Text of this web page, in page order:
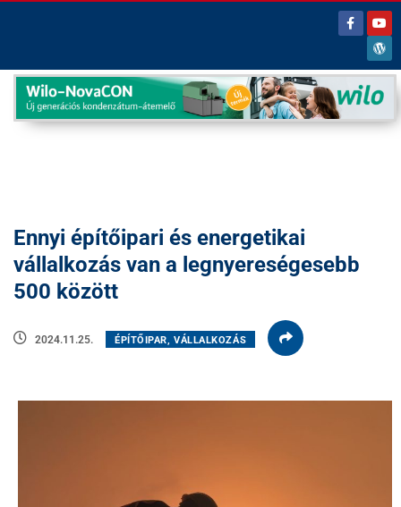
Ennyi építőipari és energetikai
vállalkozás van a legnyereségesebb
500 között
2024.11.25. ÉPÍTŐIPAR, VÁLLALKOZÁS